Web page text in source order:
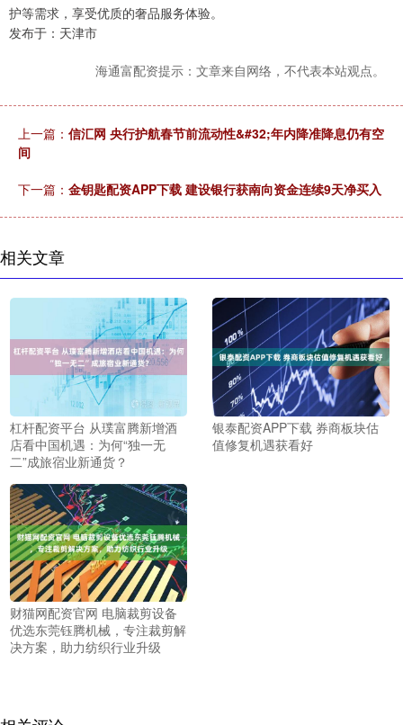
护等需求，享受优质的奢品服务体验。
发布于：天津市
海通富配资提示：文章来自网络，不代表本站观点。
上一篇： 信汇网 央行护航春节前流动性&#32;年内降准降息仍有空
间
下一篇： 金钥匙配资APP下载 建设银行获南向资金连续9天净买入
相关文章
杠杆配资平台 从璞富腾新增酒
店看中国机遇：为何“独一无
二”成旅宿业新通货？
银泰配资APP下载 券商板块估
值修复机遇获看好
财猫网配资官网 电脑裁剪设备
优选东莞钰腾机械，专注裁剪解
决方案，助力纺织行业升级